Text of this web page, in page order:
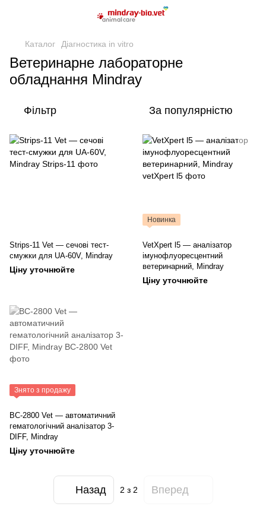
Каталог Діагностика in vitro
Ветеринарне лабораторне
обладнання Mindray
Фільтр За популярністю
Strips-11 Vet — сечові тест-
смужки для UA-60V, Mindray
Ціну уточнюйте
Новинка
VetXpert l5 — аналізатор
імунофлуоресцентний
ветеринарний, Mindray
Ціну уточнюйте
Знято з продажу
BC-2800 Vet — автоматичний
гематологічний аналізатор 3-
DIFF, Mindray
Ціну уточнюйте
Назад 2 з 2 Вперед